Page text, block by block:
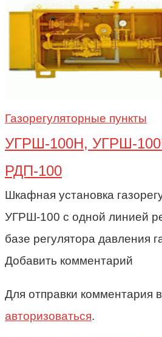
Газорегуляторные пункты
УГРШ-100Н, УГРШ-
РДП-100
Шкафная установка
УГРШ-100 с одной линией
базе регулятора давления
Добавить комментарий
Для отправки комментария
авторизоваться.